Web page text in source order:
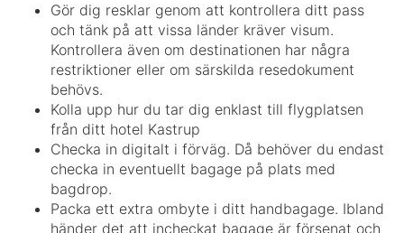
Gör dig resklar genom att kontrollera ditt pass
och tänk på att vissa länder kräver visum.
Kontrollera även om destinationen har några
restriktioner eller om särskilda resedokument
behövs.
Kolla upp hur du tar dig enklast till flygplatsen
från ditt hotel Kastrup
Checka in digitalt i förväg. Då behöver du endast
checka in eventuellt bagage på plats med
bagdrop.
Packa ett extra ombyte i ditt handbagage. Ibland
händer det att incheckat bagage är försenat och